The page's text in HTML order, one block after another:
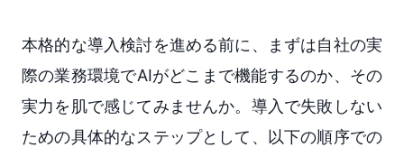
本格的な導入検討を進める前に、まずは自社の実
際の業務環境でAIがどこまで機能するのか、その
実力を肌で感じてみませんか。導入で失敗しない
ための具体的なステップとして、以下の順序での